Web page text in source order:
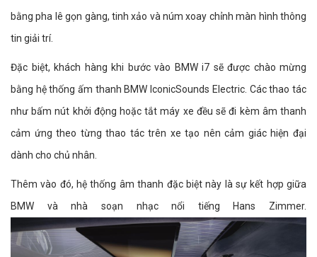
bằng pha lê gọn gàng, tinh xảo và núm xoay chỉnh màn hình thông
tin giải trí.
Đặc biệt, khách hàng khi bước vào BMW i7 sẽ được chào mừng
bằng hệ thống ấm thanh BMW IconicSounds Electric. Các thao tác
như bấm nút khởi động hoặc tắt máy xe đều sẽ đi kèm âm thanh
cảm ứng theo từng thao tác trên xe tạo nên cảm giác hiện đại
dành cho chủ nhân.
Thêm vào đó, hệ thống âm thanh đặc biệt này là sự kết hợp giữa
BMW và nhà soạn nhạc nổi tiếng Hans Zimmer.